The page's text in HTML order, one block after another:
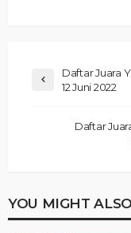
Daftar Juara
12 Juni 2022
Daftar
YOU MIGHT